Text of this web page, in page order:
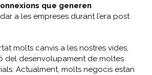
que generen
a les empreses durant l’era post
molts canvis a les nostres vides,
del desenvolupament de moltes
Actualment, molts negocis estan